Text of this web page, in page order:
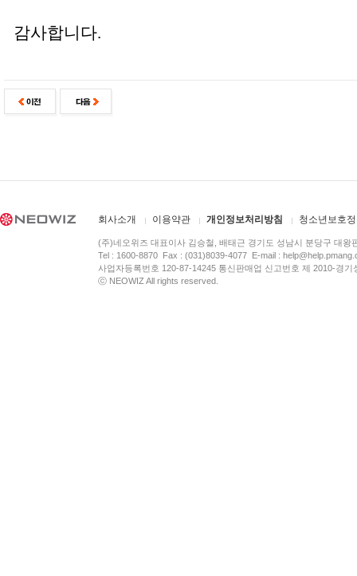
감사합니다.
회사소개 이용약관 개인정보처리방침 청소년보호
(주)네오위즈 대표이사 김승철, 배태근 경기도 성남시 분당구 대왕
Tel : 1600-8870 Fax : (031)8039-4077 E-mail :
사업자등록번호 120-87-14245 통신판매업 신고번호 제 2010-경
ⓒ NEOWIZ All rights reserved.